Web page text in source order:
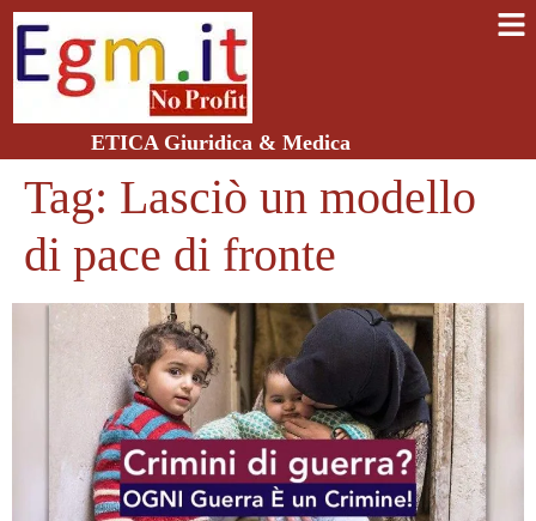
ETICA Giuridica & Medica
Tag: Lasciò un modello
di pace di fronte